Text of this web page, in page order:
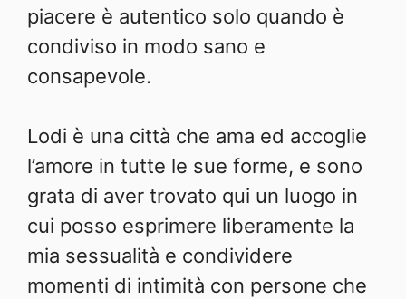
piacere è autentico solo quando è
condiviso in modo sano e
consapevole.
Lodi è una città che ama ed accoglie
l’amore in tutte le sue forme, e sono
grata di aver trovato qui un luogo in
cui posso esprimere liberamente la
mia sessualità e condividere
momenti di intimità con persone che